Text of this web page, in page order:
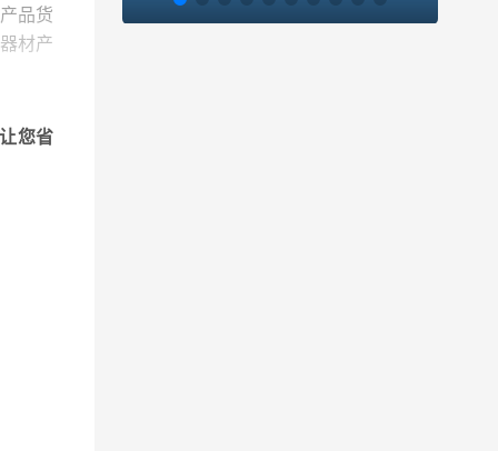
品货
材产
您省